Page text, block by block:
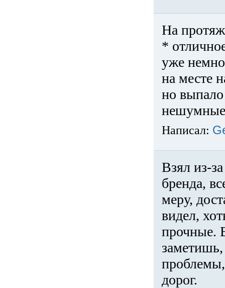
На
*
уже
на месте
но
нешумные
Написал:
Взял из-
бренда,
меру,
видел,
прочные.
проблемы,
дорог.